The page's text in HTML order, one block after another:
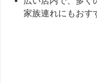
家族連れにもおす